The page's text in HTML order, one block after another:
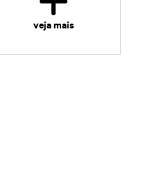
veja mais